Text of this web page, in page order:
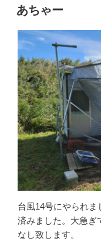
稿
日:
あちゃー
台風14号にやられま
済みました。大急ぎ
なし致します。